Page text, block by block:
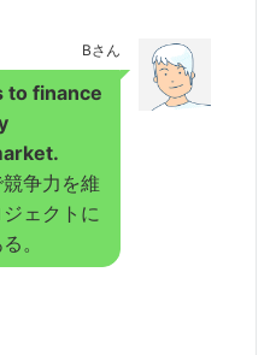
Bさん
to finance
争力を維
ェクトに
。